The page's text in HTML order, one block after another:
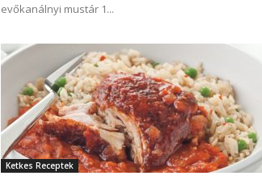
evőkanálnyi mustár 1...
Ketkes Receptek